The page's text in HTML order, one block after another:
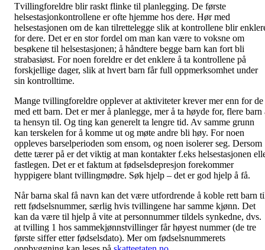
Tvillingforeldre blir raskt flinke til planlegging. De første
helsestasjonkontrollene er ofte hjemme hos dere. Hør med
helsestasjonen om de kan tilrettelegge slik at kontrollene blir
for dere. Det er en stor fordel om man kan være to voksne om
besøkene til helsestasjonen; å håndtere begge barn kan fort bli
strabasiøst. For noen foreldre er det enklere å ta kontrollene på
forskjellige dager, slik at hvert barn får full oppmerksomhet under
sin kontrolltime.
Mange tvillingforeldre opplever at aktiviteter krever mer enn for de
med ett barn. Det er mer å planlegge, mer å ta høyde for, flere barn
ta hensyn til. Og ting kan generelt ta lengre tid. Av samme grunn
kan terskelen for å komme ut og møte andre bli høy. For noen
oppleves barselperioden som ensom, og noen isolerer seg. Dersom
dette tærer på er det viktig at man kontakter f.eks helsestasjonen
fastlegen. Det er et faktum at fødselsdepresjon forekommer
hyppigere blant tvillingmødre. Søk hjelp – det er god hjelp å få.
Når barna skal få navn kan det være utfordrende å koble rett barn
rett fødselsnummer, særlig hvis tvillingene har samme kjønn. Det
kan da være til hjelp å vite at personnummer tildels synkedne, dvs.
at tvilling 1 hos sammekjønnstvillinger får høyest nummer (de tre
første siffer etter fødselsdato). Mer om fødselsnummerets